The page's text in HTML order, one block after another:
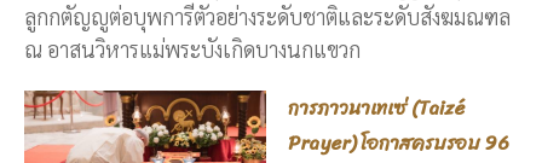
ลูกกตัญญูต่อบุพการีตัวอย่างระดับชาติและระดับสังฆมณฑล
ณ อาสนวิหารแม่พระบังเกิดบางนกแขวก
การภาวนาเทเซ่ (Taizé
Prayer) โอกาสครบรอบ 96